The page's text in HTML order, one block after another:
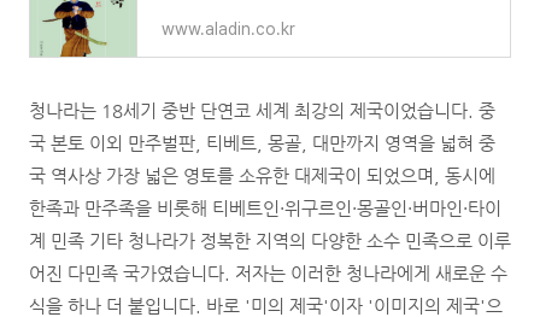
www.aladin.co.kr
청나라는 18세기 중반 단연코 세계 최강의 제국이었습니다. 중
국 본토 이외 만주벌판, 티베트, 몽골, 대만까지 영역을 넓혀 중
국 역사상 가장 넓은 영토를 소유한 대제국이 되었으며, 동시에
한족과 만주족을 비롯해 티베트인·위구르인·몽골인·버마인·타이
계 민족 기타 청나라가 정복한 지역의 다양한 소수 민족으로 이루
어진 다민족 국가였습니다. 저자는 이러한 청나라에게 새로운 수
식을 하나 더 붙입니다. 바로 '미의 제국'이자 '이미지의 제국'으